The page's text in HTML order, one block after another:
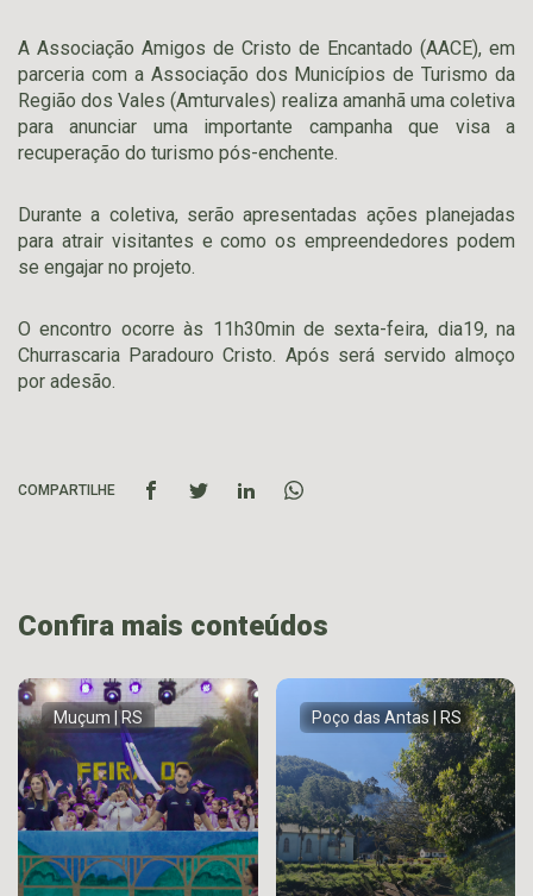
A Associação Amigos de Cristo de Encantado (AACE), em
parceria com a Associação dos Municípios de Turismo da
Região dos Vales (Amturvales) realiza amanhã uma coletiva
para anunciar uma importante campanha que visa a
recuperação do turismo pós-enchente.
Durante a coletiva, serão apresentadas ações planejadas
para atrair visitantes e como os empreendedores podem
se engajar no projeto.
O encontro ocorre às 11h30min de sexta-feira, dia19, na
Churrascaria Paradouro Cristo. Após será servido almoço
por adesão.
COMPARTILHE
Confira mais conteúdos
Muçum | RS Poço das Antas | RS